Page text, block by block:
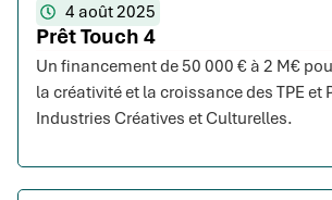
4 août 2025
Prêt Touch 4
Un financement de 50 000 € à 2 M€
la créativité et la croissance des TPE et
Industries Créatives et Culturelles.